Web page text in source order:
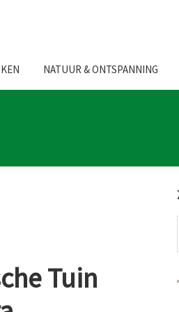
NATUUR & ONTSPANNING
Tuin